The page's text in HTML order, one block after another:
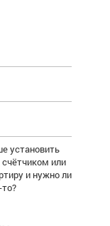
установить
или
и нужно ли